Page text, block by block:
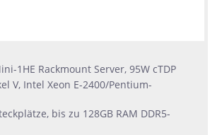
1HE Rackmount Server, 95W cTDP
V, Intel Xeon E-2400/Pentium-
bis zu 128GB RAM DDR5-